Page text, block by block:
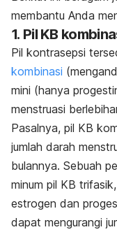
membantu Anda
1. Pil KB
Pil kontrasepsi
kombinasi
mini (hanya
menstruasi
Pasalnya, pil KB
jumlah darah
bulannya. Sebuah
minum pil KB
estrogen dan
dapat mengurangi